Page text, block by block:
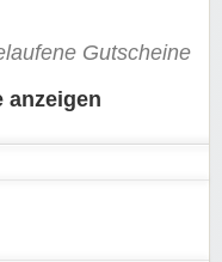
nur für kurze Zeit.
Sportlädchen Aktion
Gutscheine
anzeigen